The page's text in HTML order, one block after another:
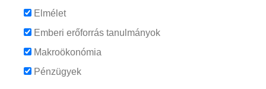
Elmélet
Emberi erőforrás tanulmányok
Makroökonómia
Pénzügyek